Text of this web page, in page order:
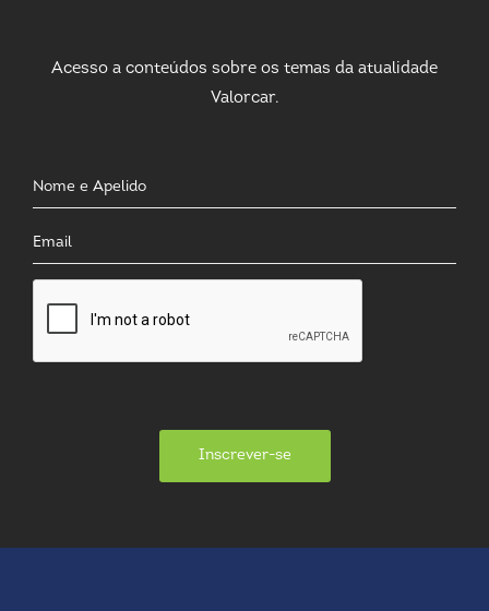
Acesso a conteúdos sobre os temas da atualidade
Valorcar.
Inscrever-se